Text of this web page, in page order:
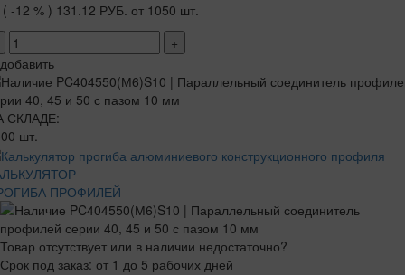
( -12 % ) 131.12 РУБ. от 1050 шт.
+
добавить
СКЛАДЕ:
шт.
ПРОФИЛЕЙ
Товар отсутствует или в наличии недостаточно?
Срок под заказ: от 1 до 5 рабочих дней